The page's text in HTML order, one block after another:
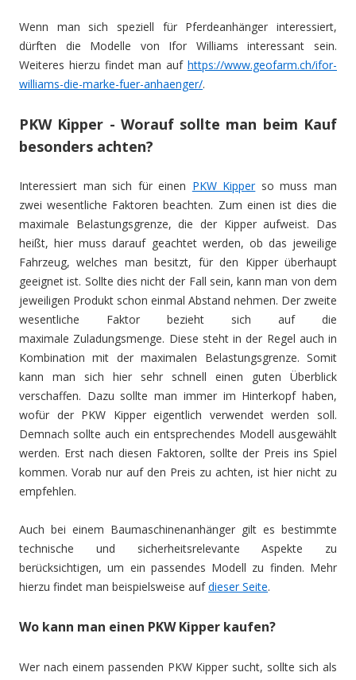
Wenn man sich speziell für Pferdeanhänger interessiert,
dürften die Modelle von Ifor Williams interessant sein.
Weiteres hierzu findet man auf https://www.geofarm.ch/ifor-
williams-die-marke-fuer-anhaenger/.
PKW Kipper - Worauf sollte man beim Kauf
besonders achten?
Interessiert man sich für einen PKW Kipperso muss man
zwei wesentliche Faktoren beachten. Zum einen ist dies die
maximale Belastungsgrenze, die der Kipper aufweist. Das
heißt, hier muss darauf geachtet werden, ob das jeweilige
Fahrzeug, welches man besitzt, für den Kipper überhaupt
geeignet ist. Sollte dies nicht der Fall sein, kann man von dem
jeweiligen Produkt schon einmal Abstand nehmen. Der zweite
wesentliche Faktor bezieht sich auf die
maximale Zuladungsmenge. Diese steht in der Regel auch in
Kombination mit der maximalen Belastungsgrenze. Somit
kann man sich hier sehr schnell einen guten Überblick
verschaffen. Dazu sollte man immer im Hinterkopf haben,
wofür der PKW Kipper eigentlich verwendet werden soll.
Demnach sollte auch ein entsprechendes Modell ausgewählt
werden. Erst nach diesen Faktoren, sollte der Preis ins Spiel
kommen. Vorab nur auf den Preis zu achten, ist hier nicht zu
empfehlen.
Auch bei einem Baumaschinenanhänger gilt es bestimmte
technische und sicherheitsrelevante Aspekte zu
berücksichtigen, um ein passendes Modell zu finden. Mehr
hierzu findet man beispielsweise aufdieser Seite.
Wo kann man einen PKW Kipper kaufen?
Wer nach einem passenden PKW Kipper sucht, sollte sich als